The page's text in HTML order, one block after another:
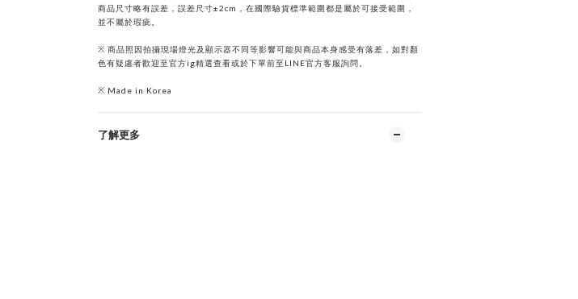
商品尺寸略有誤差，誤差尺寸±2cm，在國際驗貨標準範圍都是屬於可接受範圍，
並不屬於瑕疵。
※ 商品照因拍攝現場燈光及顯示器不同等影響可能與商品本身感受有落差，如對顏
色有疑慮者歡迎至官方ig精選查看或於下單前至LINE官方客服詢問。
※ Made in Korea
了解更多